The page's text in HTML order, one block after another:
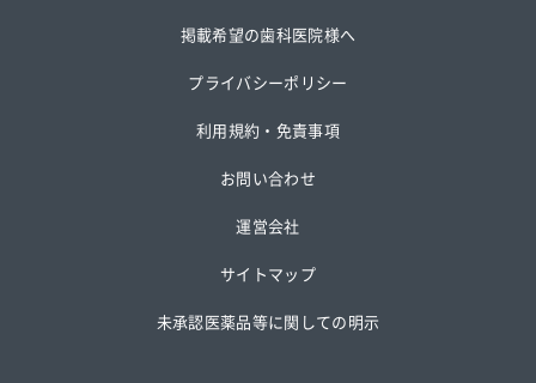
掲載希望の歯科医院様へ
プライバシーポリシー
利用規約・免責事項
お問い合わせ
運営会社
サイトマップ
未承認医薬品等に関しての明示